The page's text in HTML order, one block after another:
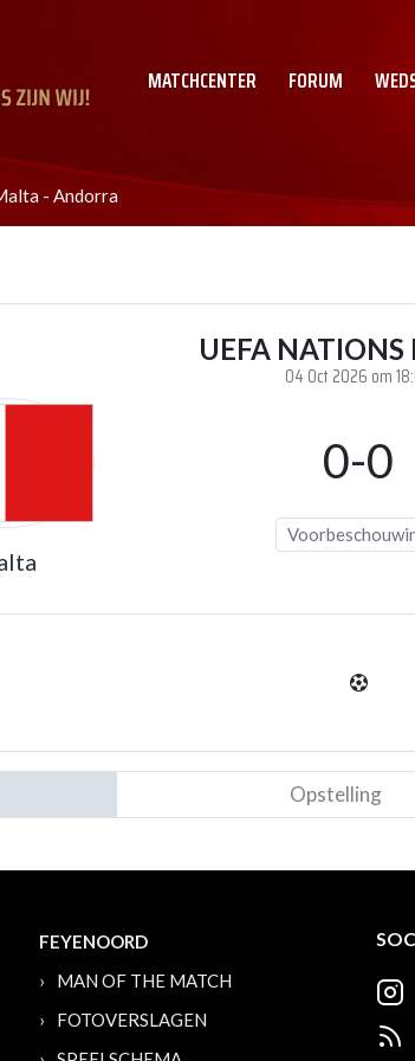
MATCHCENTER FORUM
- Andorra
UEFA NATIONS
04 Oct 2026 om
0-0
Opstelling
FEYENOORD
MAN OF THE MATCH
FOTOVERSLAGEN